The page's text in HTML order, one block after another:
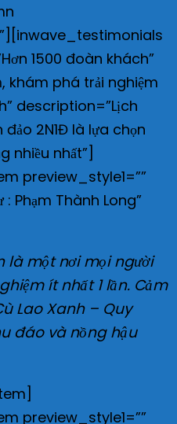
1500 đoàn khách”
phá trải nghiệm
description=”Lịch
2N1Đ là lựa chọn
nhiều nhất”]
preview_style1=””
: Phạm Thành Long”
là một nơi mọi người
ít nhất 1 lần. Cảm
Lao Xanh – Quy
đáo và nồng hậu
preview_style1=””